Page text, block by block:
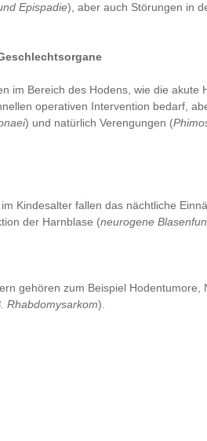
Epispadie), aber auch Störungen in
im Bereich des Hodens, wie die akute
operativen Intervention bedarf,
) und natürlich Verengungen (
Kindesalter fallen das nächtliche
der Harnblase (neurogene
gehören zum Beispiel
Rhabdomysarkom).